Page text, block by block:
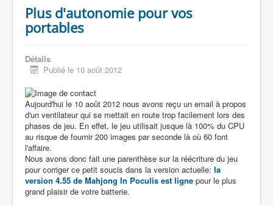
Plus d'autonomie pour vos
portables
Détails
Publié le 10 août 2012
Aujourd'hui le 10 août 2012 nous avons reçu un email à propos
d'un ventilateur qui se mettait en route trop facilement lors des
phases de jeu. En effet, le jeu utilisait jusque là 100% du CPU
au risque de fournir 200 images par seconde là où 60 font
l'affaire.
Nous avons donc fait une parenthèse sur la réécriture du jeu
pour corriger ce petit soucis dans la version actuelle: la
version 4.55 de Mahjong In Poculis est ligne pour le plus
grand plaisir de votre batterie.